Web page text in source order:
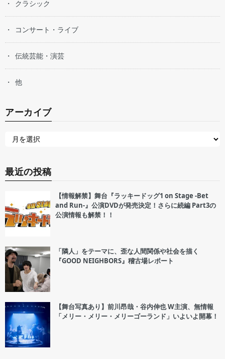
クラシック
コンサート・ライブ
伝統芸能・演芸
他
アーカイブ
最近の投稿
【情報解禁】舞台『ラッキードッグ1 on Stage -Bet
and Run-』公演DVDが発売決定！さらに続編 Part3の
公演情報も解禁！！
「隣人」をテーマに、歪な人間関係や社会を描く
『GOOD NEIGHBORS』稽古場レポート
【舞台写真あり】前川昂哉・谷内伸也 W主演、無情報
「メリー・メリー・メリーゴーランド」いよいよ開幕！